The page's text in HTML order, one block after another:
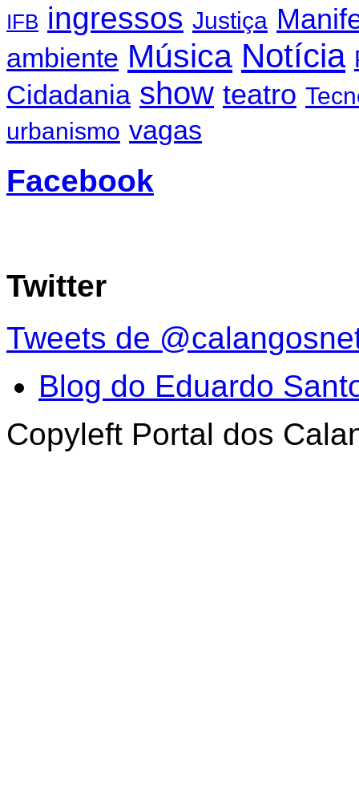
IFB ingressos Justiça
ambiente Música Notícia
Cidadania show teatro
urbanismo vagas
Facebook
Twitter
Tweets de
Blog do Eduardo
Copyleft Portal dos